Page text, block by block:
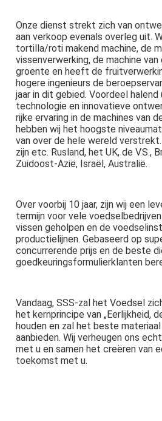
Onze dienst strekt zich van
aan verkoop evenals overleg uit.
tortilla/roti makend machine, de
vissenverwerking, de machine
groente en heeft de
hogere ingenieurs de
jaar in dit gebied. Voordeel
technologie en innovatieve
rijke ervaring in de machines van
hebben wij het hoogste
van over de hele wereld
zijn etc. Rusland, het UK, de V.S.,
Zuidoost-Azië, Israël, Australië.
Over voorbij 10 jaar, zijn wij een
termijn voor vele
vissen geholpen en de
productielijnen. Gebaseerd op
concurrerende prijs en de beste
goedkeuringsformulierklanten
Vandaag, SSS-zal het Voedsel
het kernprincipe van „Eerlijkheid,
houden en zal het beste
aanbieden. Wij verheugen ons
met u en samen het creëren van
toekomst met u.